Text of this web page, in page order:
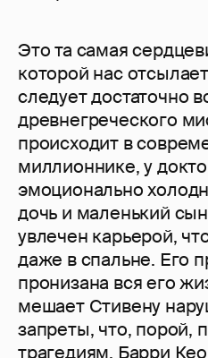
Это та самая
которой нас
следует достаточно
древнегреческого
происходит в
миллионнике, у
эмоционально
дочь и маленький
увлечен карьерой,
даже в спальне. Его
пронизана вся его
мешает Стивену
запреты, что, порой,
трагедиям. Барри